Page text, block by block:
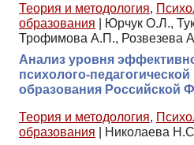
Теория и методология,
образования
Юрчук О.Л.,
Трофимова А.П., Розвезева
Анализ уровня
психолого-
образования Российской
Теория и методология,
образования
Николаева